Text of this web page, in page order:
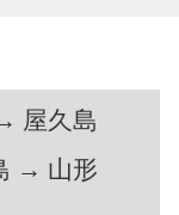
屋久島
→ 山形